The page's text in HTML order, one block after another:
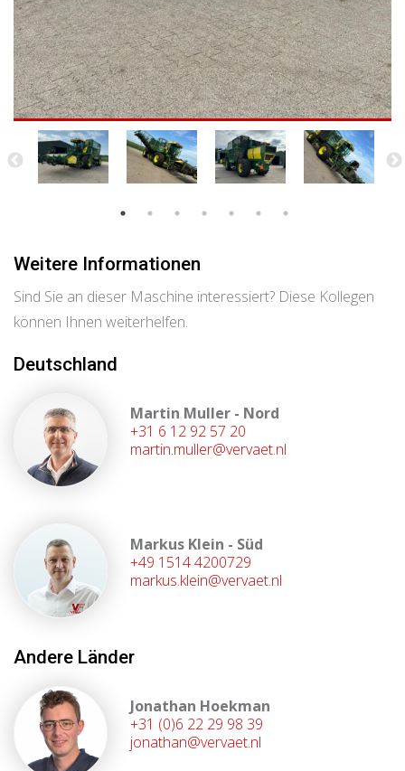
Weitere Informationen
Sind Sie an dieser Maschine interessiert? Diese Kollegen
können Ihnen weiterhelfen.
Deutschland
Martin Muller - Nord
+31 6 12 92 57 20
martin.muller@vervaet.nl
Markus Klein - Süd
+49 1514 4200729
markus.klein@vervaet.nl
Andere Länder
Jonathan Hoekman
+31 (0)6 22 29 98 39
jonathan@vervaet.nl